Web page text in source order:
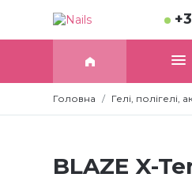
Головна Гелі, полігелі,
BLAZE X-